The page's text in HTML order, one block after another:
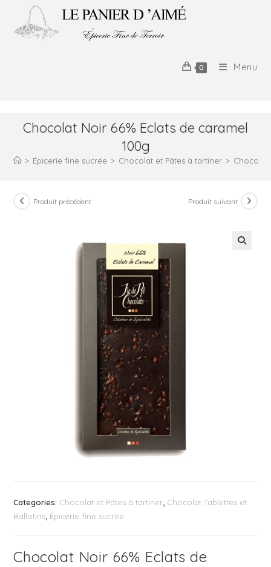
0 Menu
Chocolat Noir 66% Eclats de caramel
100g
> Épicerie fine sucrée > Chocolat et Pâtes à tartiner > Chocolat
Produit précédent Produit suivant
Categories: Chocolat et Pâtes à tartiner Chocolat Tablettes et
Ballotins Épicerie fine sucrée
Chocolat Noir 66% Eclats de